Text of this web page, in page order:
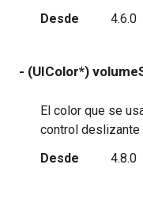
Desde
4.6.0
- (UIColor*)
El color que se
control deslizante
Desde
4.8.0